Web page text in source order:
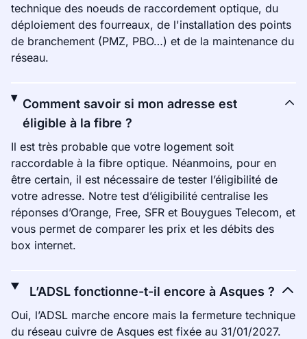
technique des noeuds de raccordement optique, du
déploiement des fourreaux, de l'installation des points
de branchement (PMZ, PBO…) et de la maintenance du
réseau.
Comment savoir si mon adresse est
éligible à la fibre ?
Il est très probable que votre logement soit
raccordable à la fibre optique. Néanmoins, pour en
être certain, il est nécessaire de tester l’éligibilité de
votre adresse. Notre test d’éligibilité centralise les
réponses d’Orange, Free, SFR et Bouygues Telecom, et
vous permet de comparer les prix et les débits des
box internet.
L’ADSL fonctionne-t-il encore à Asques ?
Oui, l’ADSL marche encore mais la fermeture technique
du réseau cuivre de Asques est fixée au 31/01/2027.